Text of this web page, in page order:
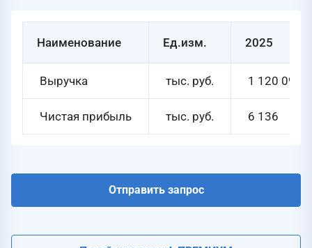
Наименование Ед.изм. 2025
Выручка тыс. руб. 1 120 096
Чистая прибыль тыс. руб. 6 136
Отправить запрос